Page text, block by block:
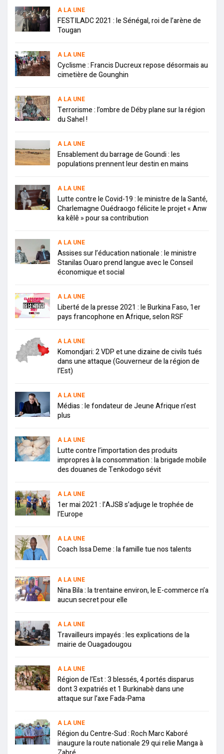
A LA UNE
FESTILADC 2021 : le Sénégal, roi de l’arène de
Tougan
A LA UNE
Cyclisme : Francis Ducreux repose désormais au
cimetière de Gounghin
A LA UNE
Terrorisme : l’ombre de Déby plane sur la région
du Sahel !
A LA UNE
Ensablement du barrage de Goundi : les
populations prennent leur destin en mains
A LA UNE
Lutte contre le Covid-19 : le ministre de la Santé,
Charlemagne Ouédraogo félicite le projet « Anw
ka kêlê » pour sa contribution
A LA UNE
Assises sur l’éducation nationale : le ministre
Stanilas Ouaro prend langue avec le Conseil
économique et social
A LA UNE
Liberté de la presse 2021 : le Burkina Faso, 1er
pays francophone en Afrique, selon RSF
A LA UNE
Komondjari: 2 VDP et une dizaine de civils tués
dans une attaque (Gouverneur de la région de
l’Est)
A LA UNE
Médias : le fondateur de Jeune Afrique n’est
plus
A LA UNE
Lutte contre l’importation des produits
impropres à la consommation : la brigade mobile
des douanes de Tenkodogo sévit
A LA UNE
1er mai 2021 : l’AJSB s’adjuge le trophée de
l’Europe
A LA UNE
Coach Issa Deme : la famille tue nos talents
A LA UNE
Nina Bila : la trentaine environ, le E-commerce n’a
aucun secret pour elle
A LA UNE
Travailleurs impayés : les explications de la
mairie de Ouagadougou
A LA UNE
Région de l’Est : 3 blessés, 4 portés disparus
dont 3 expatriés et 1 Burkinabè dans une
attaque sur l’axe Fada-Pama
A LA UNE
Région du Centre-Sud : Roch Marc Kaboré
inaugure la route nationale 29 qui relie Manga à